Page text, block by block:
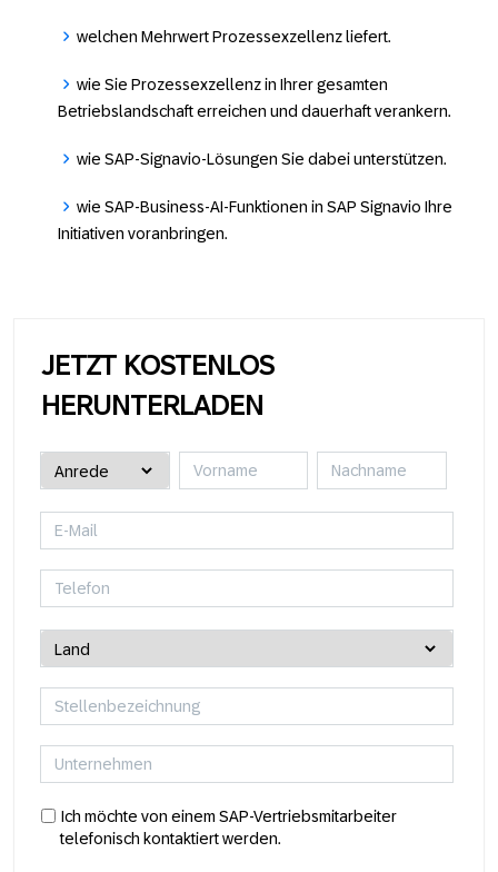
welchen Mehrwert Prozessexzellenz liefert.
wie Sie Prozessexzellenz in Ihrer gesamten
Betriebslandschaft erreichen und dauerhaft verankern.
wie SAP-Signavio-Lösungen Sie dabei unterstützen.
wie SAP-Business-AI-Funktionen in SAP Signavio Ihre
Initiativen voranbringen.
JETZT KOSTENLOS
HERUNTERLADEN
Ich möchte von einem SAP-Vertriebsmitarbeiter
telefonisch kontaktiert werden.